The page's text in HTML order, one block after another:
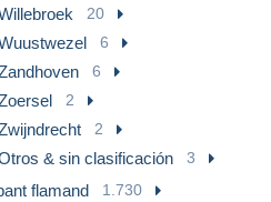
20
6
6
2
2
& sin clasificación 3
flamand 1.730